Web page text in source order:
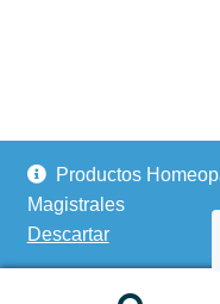
Productos
Magistrales
Descartar